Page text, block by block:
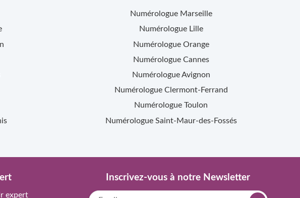
Numérologue Marseille
Numérologue Lille
Numérologue Orange
Numérologue Cannes
NumérologueAvignon
Numérologue Clermont-Ferrand
Numérologue Toulon
Numérologue Saint-Maur-des-Fossés
expert
Inscrivez-vous à notre Newsletter